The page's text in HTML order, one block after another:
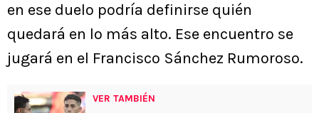
en ese duelo podría definirse quién
quedará en lo más alto. Ese encuentro se
jugará en el Francisco Sánchez Rumoroso.
VER TAMBIÉN